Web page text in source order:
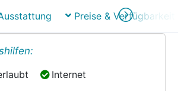
Preise & Verfügbarkeit
Internet
Internet